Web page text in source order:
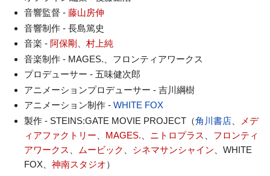
音響監督 -藤山房伸
音響制作 - 長島篤史
音楽 - 阿保剛 、村上純
音楽制作 - MAGES.、フロンティアワークス
プロデューサー - 五味健次郎
アニメーションプロデューサー - 吉川綱樹
アニメーション制作 -WHITE FOX
製作 - STEINS:GATE MOVIE PROJECT（角川書店
メデ
ィアファクトリー
MAGES. ニトロプラス
フロンティ
アワークス
ムービック シネマサンシャイン 、WHITE
FOX、神南スタジオ）